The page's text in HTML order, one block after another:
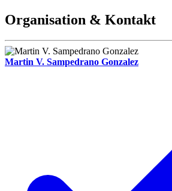
Organisation & Kontakt
Martin V. Sampedrano Gonzalez